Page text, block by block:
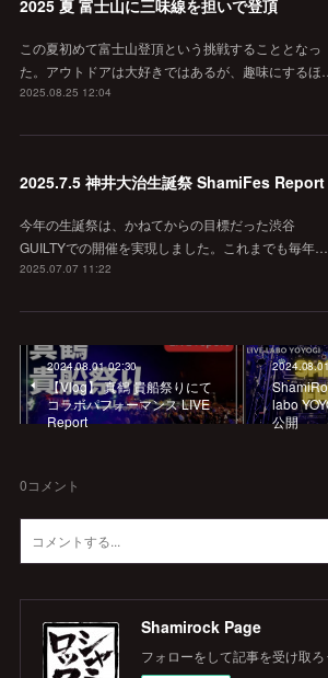
2025 夏 富士山に三味線を担いで登頂
この夏初めて富士山登頂という挑戦することとなっ
た。アウトドアは大好きではあるが、趣味にするほ
2025.08.25 12:04
2025.7.5 神井大治生誕祭 ShamiFes Report
今年の生誕祭は、かねてからの目標だった渋谷
GUILTYでの開催を実現しました。これまでも毎年…
2025.07.07 11:22
2024.08.01 02:30
【Vlog】 真鶴 貴船祭りにて
コラボパフォーマンス LIVE
Report
labo
公開
0コメント
Shamirock Page
フォローをして記事を受け取ろ